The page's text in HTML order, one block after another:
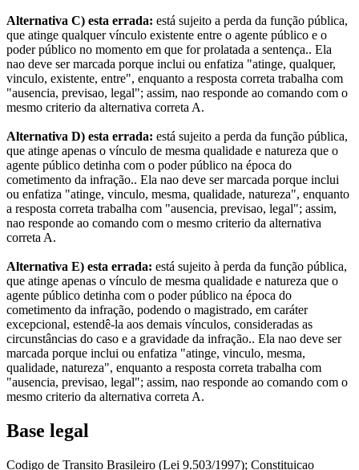
Alternativa C) esta errada: está sujeito a perda da função pública,
que atinge qualquer vínculo existente entre o agente público e o
poder público no momento em que for prolatada a sentença.. Ela
nao deve ser marcada porque inclui ou enfatiza "atinge, qualquer,
vinculo, existente, entre", enquanto a resposta correta trabalha com
"ausencia, previsao, legal"; assim, nao responde ao comando com o
mesmo criterio da alternativa correta A.
Alternativa D) esta errada: está sujeito a perda da função pública,
que atinge apenas o vínculo de mesma qualidade e natureza que o
agente público detinha com o poder público na época do
cometimento da infração.. Ela nao deve ser marcada porque inclui
ou enfatiza "atinge, vinculo, mesma, qualidade, natureza", enquanto
a resposta correta trabalha com "ausencia, previsao, legal"; assim,
nao responde ao comando com o mesmo criterio da alternativa
correta A.
Alternativa E) esta errada: está sujeito à perda da função pública,
que atinge apenas o vínculo de mesma qualidade e natureza que o
agente público detinha com o poder público na época do
cometimento da infração, podendo o magistrado, em caráter
excepcional, estendê-la aos demais vínculos, consideradas as
circunstâncias do caso e a gravidade da infração.. Ela nao deve ser
marcada porque inclui ou enfatiza "atinge, vinculo, mesma,
qualidade, natureza", enquanto a resposta correta trabalha com
"ausencia, previsao, legal"; assim, nao responde ao comando com o
mesmo criterio da alternativa correta A.
Base legal
Codigo de Transito Brasileiro (Lei 9.503/1997); Constituicao